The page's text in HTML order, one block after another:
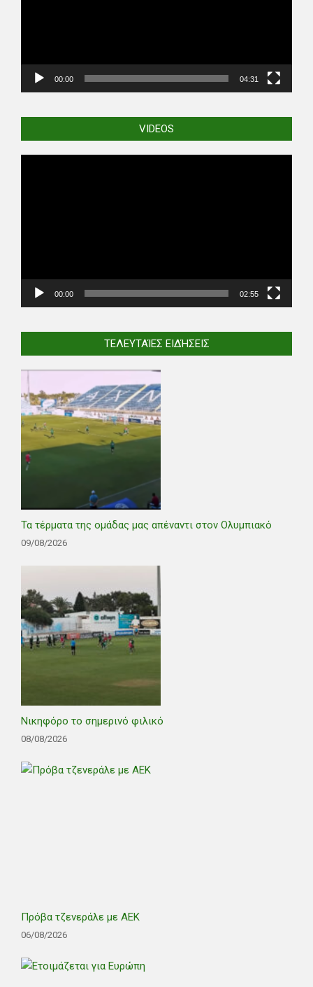
00:00 04:31
VIDEOS
00:00 02:55
ΤΕΛΕΥΤΑΊΕΣ ΕΙΔΉΣΕΙΣ
Τα τέρματα της ομάδας μας απέναντι στον Ολυμπιακό
09/08/2026
Νικηφόρο το σημερινό φιλικό
08/08/2026
Πρόβα τζενεράλε με ΑΕΚ
06/08/2026